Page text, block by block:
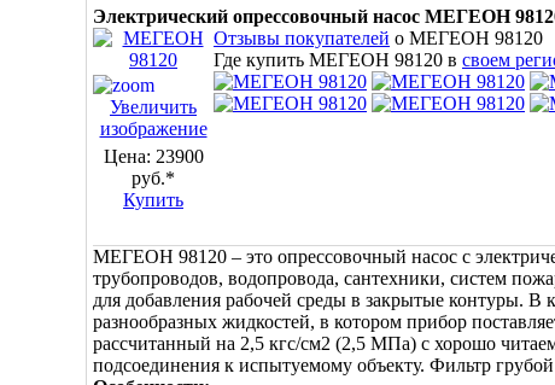
Электрический опрессовочный насос МЕГЕОН
Увеличить
изображение
Цена: 23900
руб.*
Купить
Отзывы покупателей о МЕГЕОН 98120
Где купить МЕГЕОН 98120 в своем
МЕГЕОН 98120 – это опрессовочный насос с
трубопроводов, водопровода, сантехники, систем
для добавления рабочей среды в закрытые контуры. В
разнообразных жидкостей, в котором прибор
рассчитанный на 2,5 кгс/см2 (2,5 МПа) с хорошо
подсоединения к испытуемому объекту. Фильтр